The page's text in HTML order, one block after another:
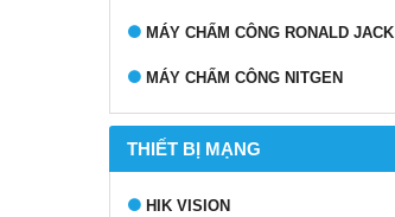
MÁY CHẤM CÔNG RONALD JACK
MÁY CHẤM CÔNG NITGEN
THIẾT BỊ MẠNG
HIK VISION